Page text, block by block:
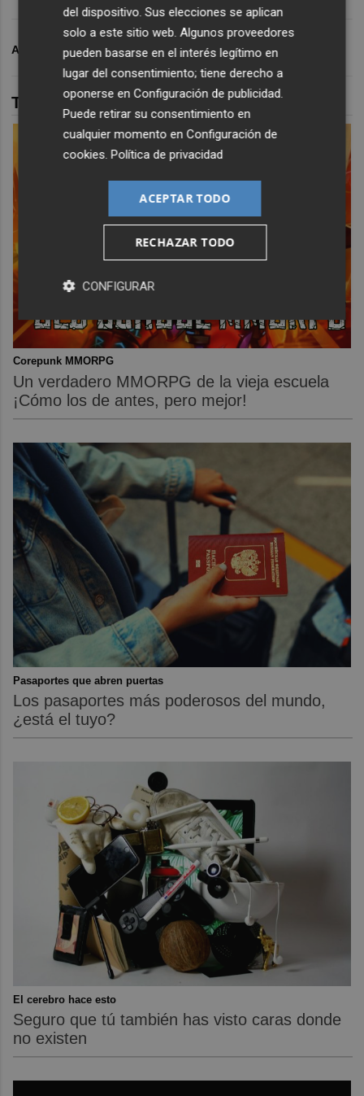
ARCHIVADO EN 0 MAR MENOR
TAMBIÉN TE PUEDE INTERESAR
Corepunk MMORPG
Un verdadero MMORPG de la vieja escuela
¡Cómo los de antes, pero mejor!
Pasaportes que abren puertas
Los pasaportes más poderosos del mundo,
¿está el tuyo?
El cerebro hace esto
Seguro que tú también has visto caras donde
no existen
del dispositivo. Sus elecciones se aplican
solo a este sitio web. Algunos proveedores
pueden basarse en el interés legítimo en
lugar del consentimiento; tiene derecho a
oponerse enConfiguración de publicidad.
Puede retirar su consentimiento en
cualquier momento enConfiguración de
cookies.Política de privacidad
ACEPTAR TODO
RECHAZAR TODO
CONFIGURAR